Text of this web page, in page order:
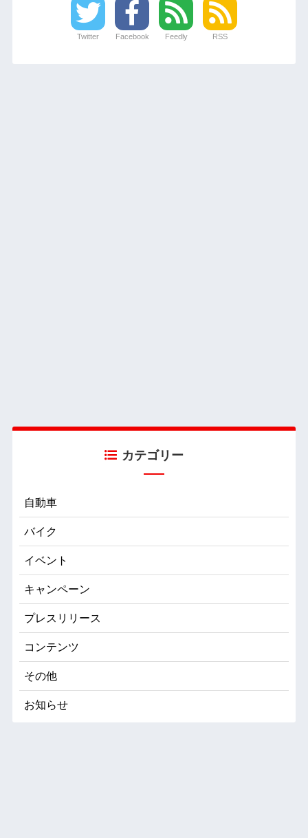
Twitter Facebook Feedly RSS
カテゴリー
自動車
バイク
イベント
キャンペーン
プレスリリース
コンテンツ
その他
お知らせ